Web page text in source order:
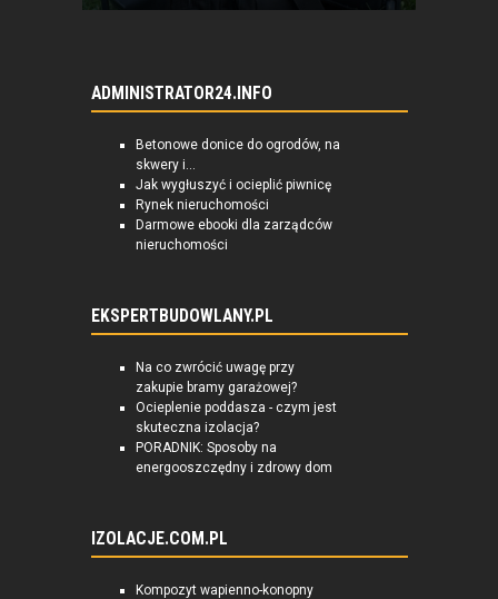
ADMINISTRATOR24.INFO
Betonowe donice do ogrodów, na
skwery i...
Jak wygłuszyć i ocieplić piwnicę
Rynek nieruchomości
Darmowe ebooki dla zarządców
nieruchomości
EKSPERTBUDOWLANY.PL
Na co zwrócić uwagę przy
zakupie bramy garażowej?
Ocieplenie poddasza - czym jest
skuteczna izolacja?
PORADNIK: Sposoby na
energooszczędny i zdrowy dom
IZOLACJE.COM.PL
Kompozyt wapienno-konopny